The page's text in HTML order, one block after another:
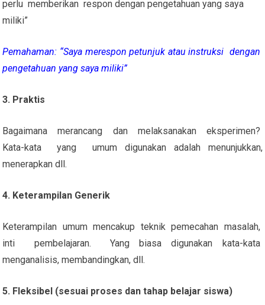
perlu memberikan respon dengan pengetahuan yang saya
miliki”
Pemahaman: “Saya merespon petunjuk atau instruksi dengan
pengetahuan yang saya miliki”
3. Praktis
Bagaimana merancang dan melaksanakan eksperimen?
Kata-kata yang umum digunakan adalah menunjukkan,
menerapkan dll.
4. Keterampilan Generik
Keterampilan umum mencakup teknik pemecahan masalah,
inti pembelajaran. Yang biasa digunakan kata-kata
menganalisis, membandingkan, dll.
5. Fleksibel (sesuai proses dan tahap belajar siswa)